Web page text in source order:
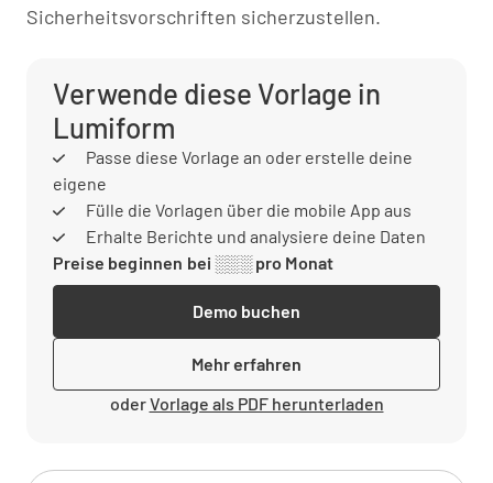
Sicherheitsvorschriften sicherzustellen.
Verwende diese Vorlage in
Lumiform
Passe diese Vorlage an oder erstelle deine
eigene
Fülle die Vorlagen über die mobile App aus
Erhalte Berichte und analysiere deine Daten
Preise beginnen bei ░░░ pro Monat
Demo buchen
Mehr erfahren
oderVorlage als PDF herunterladen